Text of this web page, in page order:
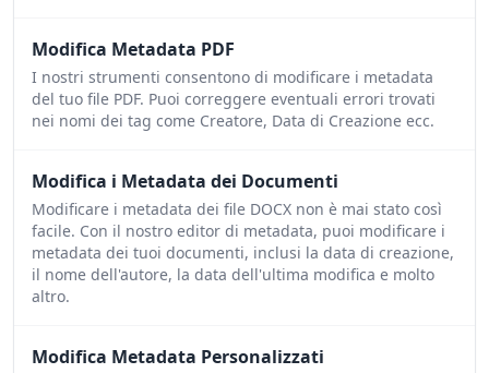
Modifica Metadata PDF
I nostri strumenti consentono di modificare i metadata
del tuo file PDF. Puoi correggere eventuali errori trovati
nei nomi dei tag come Creatore, Data di Creazione ecc.
Modifica i Metadata dei Documenti
Modificare i metadata dei file DOCX non è mai stato così
facile. Con il nostro editor di metadata, puoi modificare i
metadata dei tuoi documenti, inclusi la data di creazione,
il nome dell'autore, la data dell'ultima modifica e molto
altro.
Modifica Metadata Personalizzati